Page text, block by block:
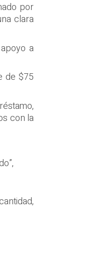
por
clara
a
de $75
con la